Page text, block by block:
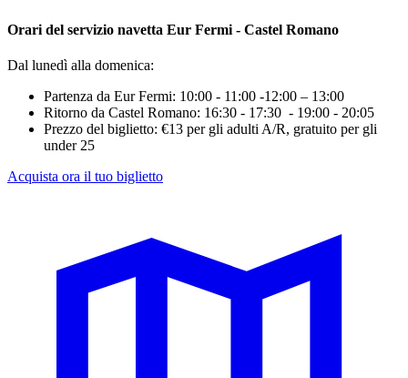
Orari del servizio navetta Eur Fermi - Castel Romano
Dal lunedì alla domenica:
Partenza da Eur Fermi: 10:00 - 11:00 -12:00 – 13:00
Ritorno da Castel Romano: 16:30 - 17:30 - 19:00 - 20:05
Prezzo del biglietto: €13 per gli adulti A/R, gratuito per gli
under 25
Acquista ora il tuo biglietto